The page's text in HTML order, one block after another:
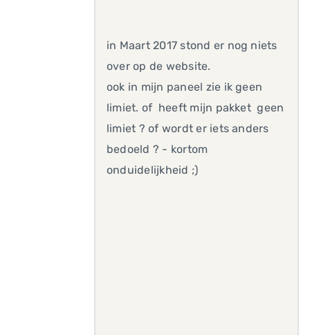
in Maart 2017 stond er nog niets
over op de website.
ook in mijn paneel zie ik geen
limiet. of heeft mijn pakket geen
limiet ? of wordt er iets anders
bedoeld ? - kortom
onduidelijkheid ;)